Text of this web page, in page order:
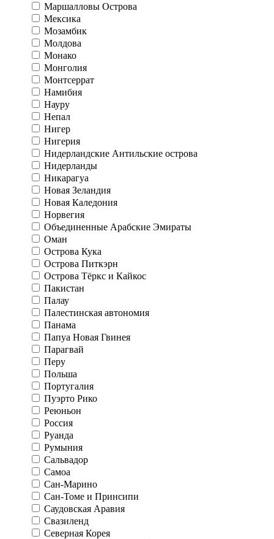
Маршалловы Острова
Мексика
Мозамбик
Молдова
Монако
Монголия
Монтсеррат
Намибия
Науру
Непал
Нигер
Нигерия
Нидерландские Антильские острова
Нидерланды
Никарагуа
Новая Зеландия
Новая Каледония
Норвегия
Объединенные Арабские Эмираты
Оман
Острова Кука
Острова Питкэрн
Острова Тёркс и Кайкос
Пакистан
Палау
Палестинская автономия
Панама
Папуа Новая Гвинея
Парагвай
Перу
Польша
Португалия
Пуэрто Рико
Реюньон
Россия
Руанда
Румыния
Сальвадор
Самоа
Сан-Марино
Сан-Томе и Принсипи
Саудовская Аравия
Свазиленд
Северная Корея